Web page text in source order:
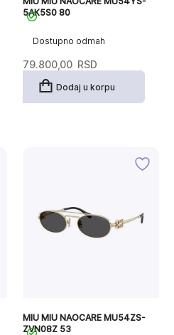
Dostupno odmah
5AK5S0 80
79.800,00 RSD
Dodaj u korpu
MIU MIU NAOCARE MU54ZS-
ZVN08Z 53